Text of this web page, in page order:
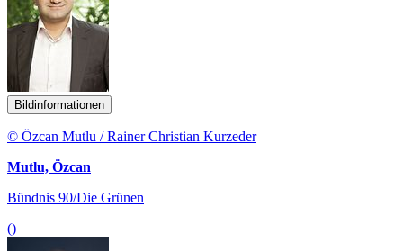
Bildinformationen
© Özcan Mutlu / Rainer Christian Kurzeder
Mutlu, Özcan
Bündnis 90/Die Grünen
()